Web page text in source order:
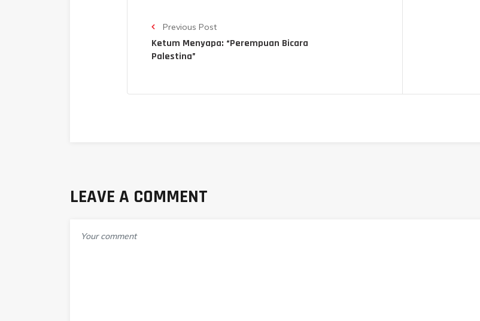
Previous Post
Ketum Menyapa: “Perempuan Bicara
Palestina”
LEAVE A COMMENT